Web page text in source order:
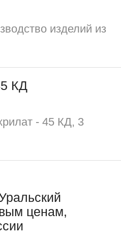
изделий из
КД
- 45 КД, 3
ценам,